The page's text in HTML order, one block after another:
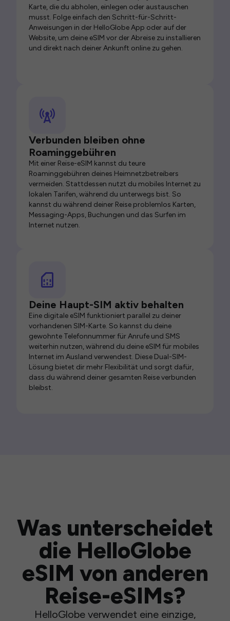
Karte, die du abholen, einlegen oder austauschen
musst. Folge einfach den Schritt-für-Schritt-
Anweisungen in der HelloGlobe App oder auf der
Website, um deine eSIM vor der Abreise zu installieren
und direkt nach deiner Ankunft online zu gehen.
Verbunden bleiben ohne
Roaminggebühren
Mit einer Reise-eSIM kannst du teure
Roaminggebühren deines Heimnetzbetreibers
vermeiden. Stattdessen nutzt du mobiles Internet zu
lokalen Tarifen, während du unterwegs bist. So
kannst du während deiner Reise problemlos Karten,
Messaging-Apps, Buchungen und das Surfen im
Internet nutzen.
Deine Haupt-SIM aktiv behalten
Eine digitale eSIM funktioniert parallel zu deiner
vorhandenen SIM-Karte. So kannst du deine
gewohnte Telefonnummer für Anrufe und SMS
weiterhin nutzen, während du deine eSIM für mobiles
Internet im Ausland verwendest. Diese Dual-SIM-
Lösung bietet dir mehr Flexibilität und sorgt dafür,
dass du während deiner gesamten Reise verbunden
bleibst.
Was unterscheidet
die HelloGlobe
eSIM von anderen
Reise-eSIMs?
HelloGlobe verwendet eine einzige,